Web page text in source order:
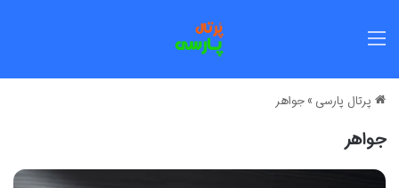
پرتال پارسی »جواهر
جواهر